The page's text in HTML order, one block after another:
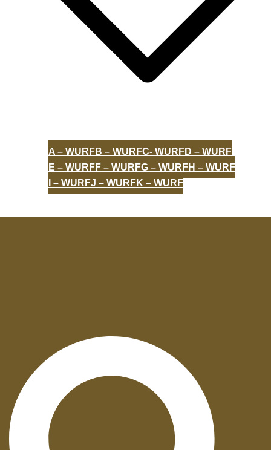
A – WURFB – WURFC- WURFD – WURF
E – WURFF – WURFG – WURFH – WURF
I – WURFJ – WURFK – WURF